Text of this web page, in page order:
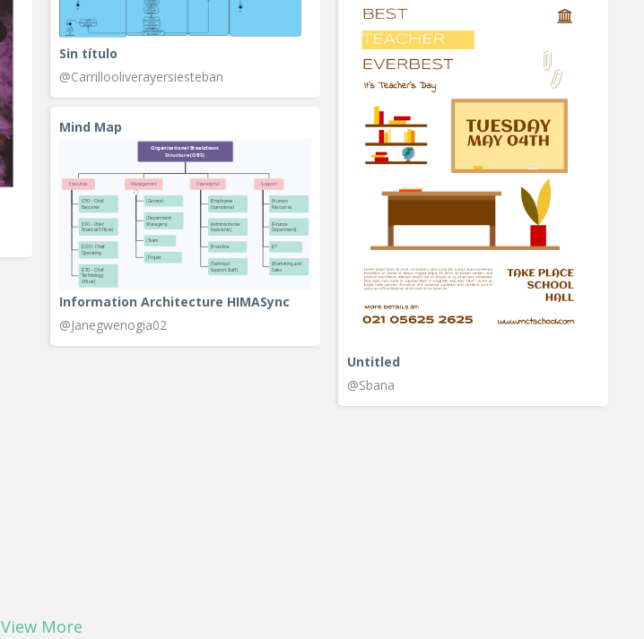
Sin título
@Carrillooliverayersiesteban
Untitled
@Sbana
Mind Map
Information Architecture HIMASync
@Janegwenogia02
View More